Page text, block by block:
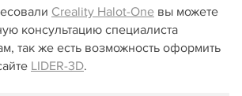
Creality Halot-One вы можете
консультацию специалиста
так же есть возможность оформить
LIDER-3D.